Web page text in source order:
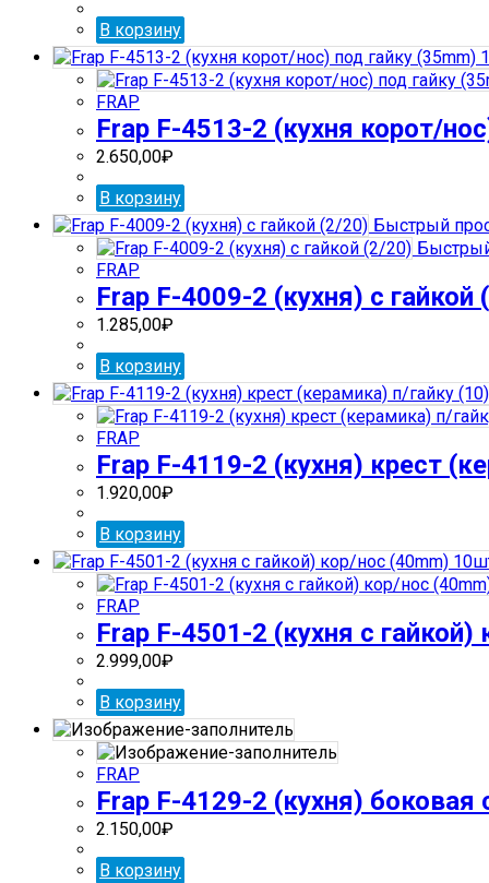
В корзину
FRAP
Frap F-4513-2 (кухня корот/
2.650,00₽
В корзину
Быстрый
FRAP
Frap F-4009-2 (кухня) с гайкой
1.285,00₽
В корзину
FRAP
Frap F-4119-2 (кухня) крест
1.920,00₽
В корзину
FRAP
Frap F-4501-2 (кухня с
2.999,00₽
В корзину
FRAP
Frap F-4129-2 (кухня) боковая
2.150,00₽
В корзину